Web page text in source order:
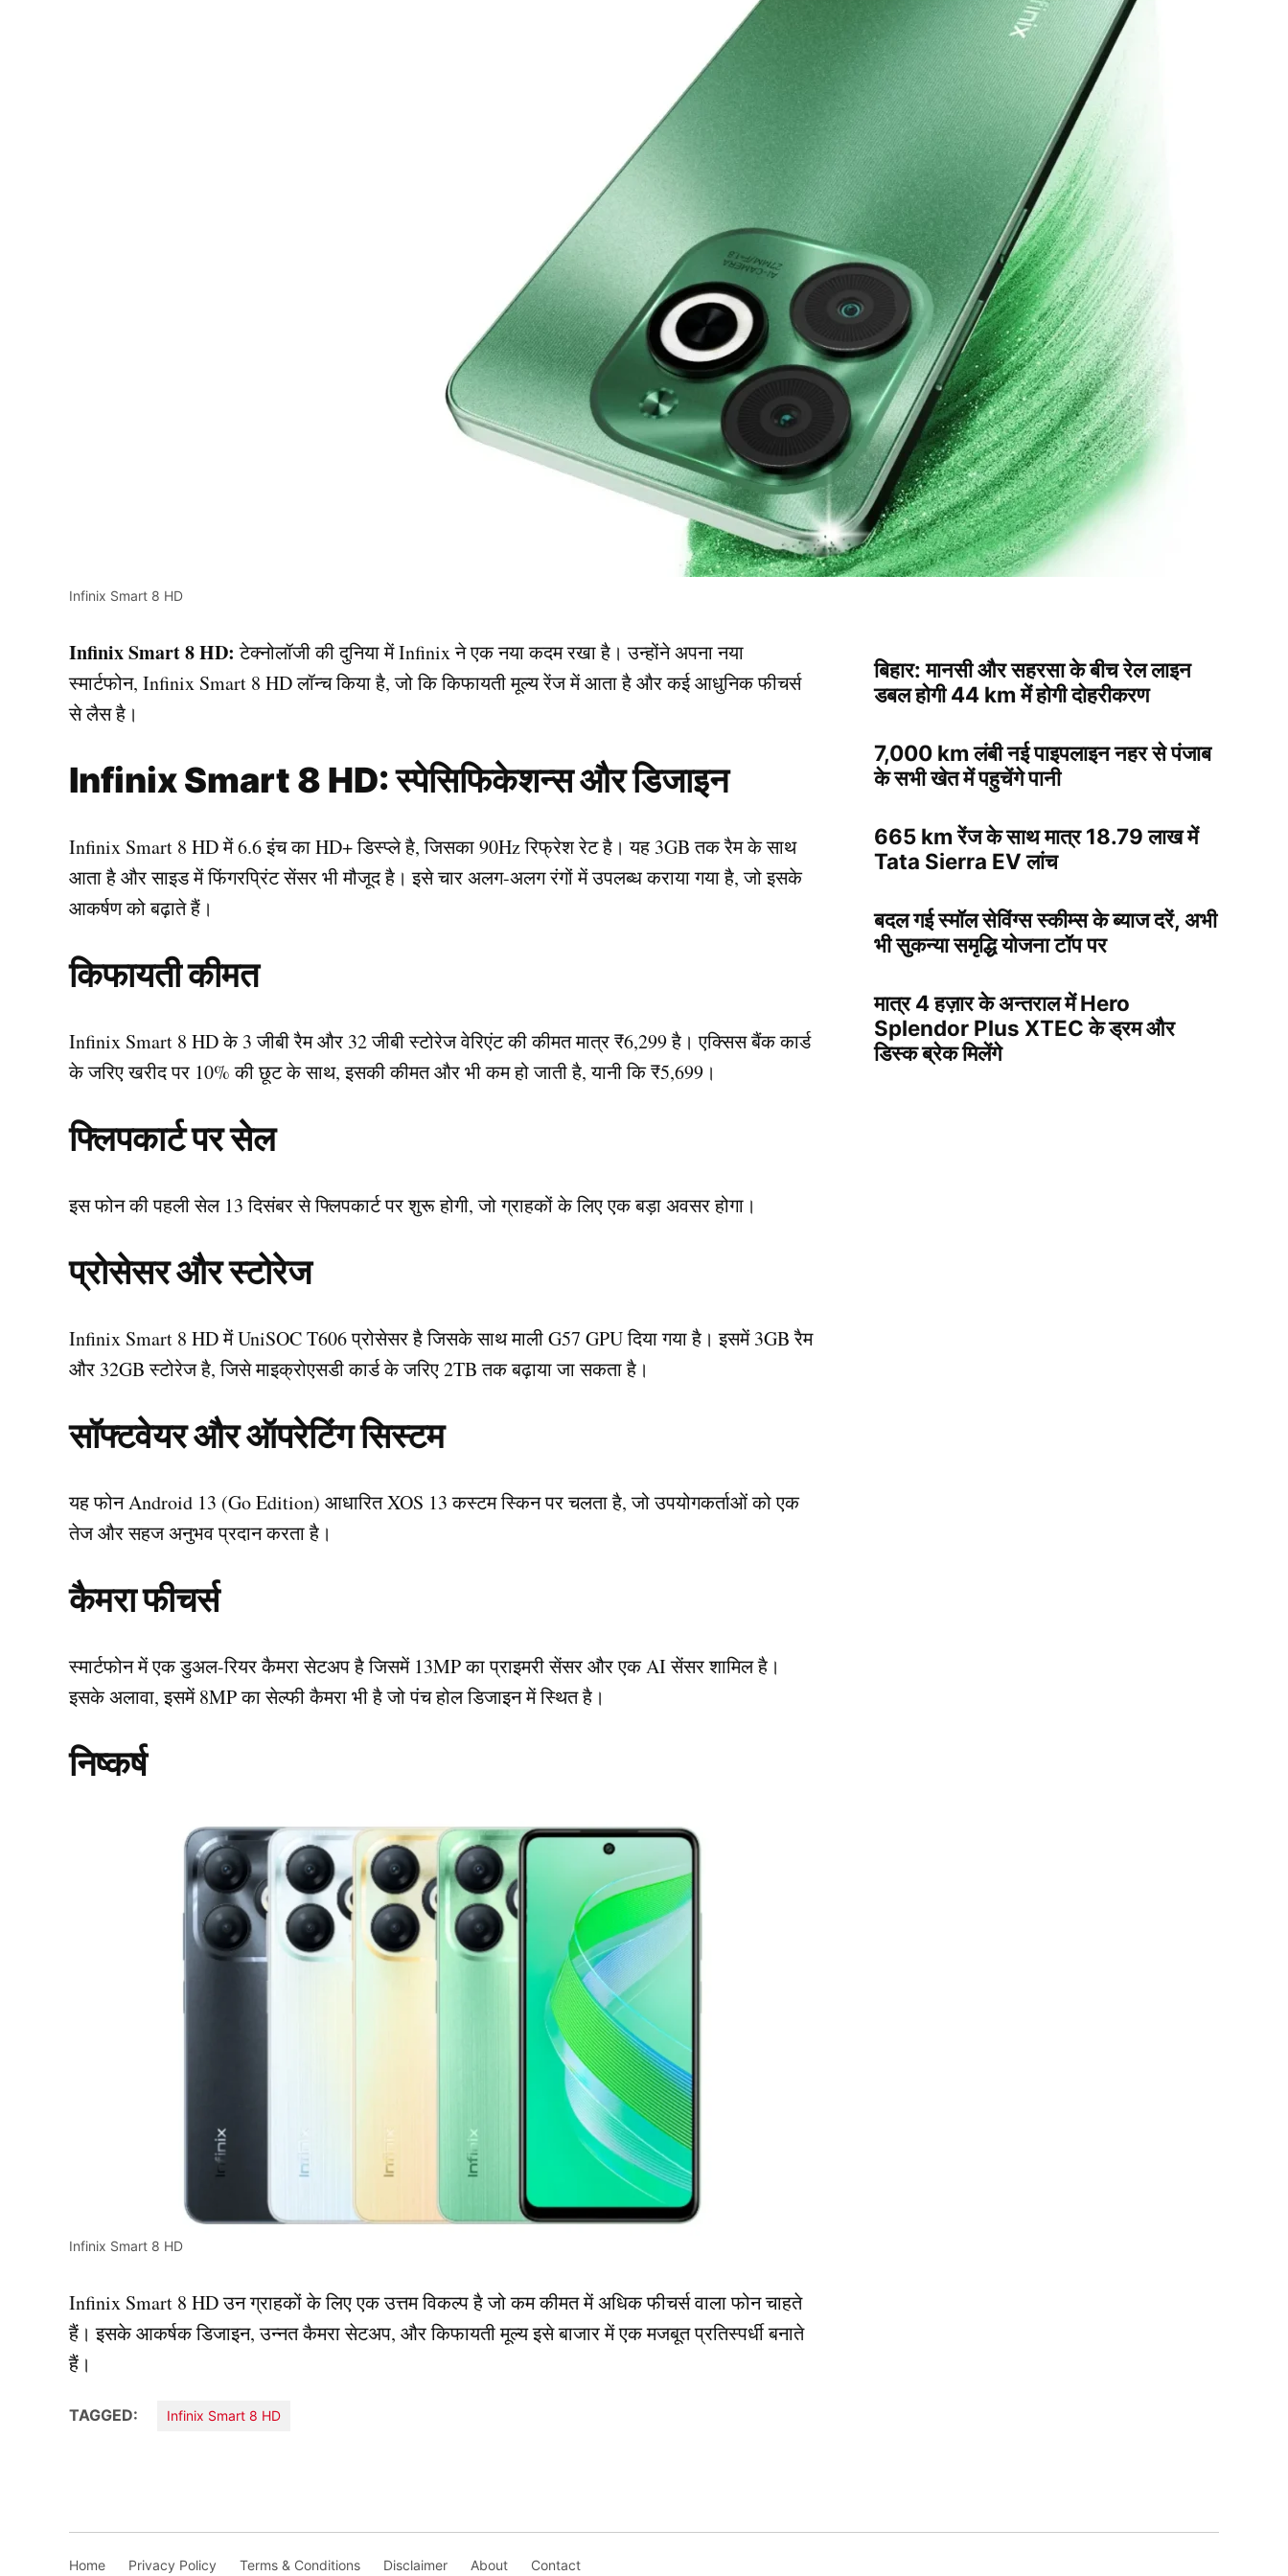
Infinix Smart 8 HD
Infinix Smart 8 HD:टेक्नोलॉजी की दुनिया में Infinix ने एक नया कदम रखा है। उन्होंने अपना नया
स्मार्टफोन, Infinix Smart 8 HD लॉन्च किया है, जो कि किफायती मूल्य रेंज में आता है और कई आधुनिक फीचर्स
से लैस है।
Infinix Smart 8 HD: स्पेसिफिकेशन्स और डिजाइन
Infinix Smart 8 HD में 6.6 इंच का HD+ डिस्प्ले है, जिसका 90Hz रिफ्रेश रेट है। यह 3GB तक रैम के साथ
आता है और साइड में फिंगरप्रिंट सेंसर भी मौजूद है। इसे चार अलग-अलग रंगों में उपलब्ध कराया गया है, जो इसके
आकर्षण को बढ़ाते हैं।
किफायती कीमत
Infinix Smart 8 HD के 3 जीबी रैम और 32 जीबी स्टोरेज वेरिएंट की कीमत मात्र ₹6,299 है। एक्सिस बैंक कार्ड
के जरिए खरीद पर 10% की छूट के साथ, इसकी कीमत और भी कम हो जाती है, यानी कि ₹5,699।
फ्लिपकार्ट पर सेल
इस फोन की पहली सेल 13 दिसंबर से फ्लिपकार्ट पर शुरू होगी, जो ग्राहकों के लिए एक बड़ा अवसर होगा।
प्रोसेसर और स्टोरेज
Infinix Smart 8 HD में UniSOC T606 प्रोसेसर है जिसके साथ माली G57 GPU दिया गया है। इसमें 3GB रैम
और 32GB स्टोरेज है, जिसे माइक्रोएसडी कार्ड के जरिए 2TB तक बढ़ाया जा सकता है।
सॉफ्टवेयर और ऑपरेटिंग सिस्टम
यह फोन Android 13 (Go Edition) आधारित XOS 13 कस्टम स्किन पर चलता है, जो उपयोगकर्ताओं को एक
तेज और सहज अनुभव प्रदान करता है।
कैमरा फीचर्स
स्मार्टफोन में एक डुअल-रियर कैमरा सेटअप है जिसमें 13MP का प्राइमरी सेंसर और एक AI सेंसर शामिल है।
इसके अलावा, इसमें 8MP का सेल्फी कैमरा भी है जो पंच होल डिजाइन में स्थित है।
निष्कर्ष
Infinix Smart 8 HD
Infinix Smart 8 HD उन ग्राहकों के लिए एक उत्तम विकल्प है जो कम कीमत में अधिक फीचर्स वाला फोन चाहते
हैं। इसके आकर्षक डिजाइन, उन्नत कैमरा सेटअप, और किफायती मूल्य इसे बाजार में एक मजबूत प्रतिस्पर्धी बनाते
हैं।
TAGGED: Infinix Smart 8 HD
बिहार: मानसी और सहरसा के बीच रेल लाइन
डबल होगी 44 km में होगी दोहरीकरण
7,000 km लंबी नई पाइपलाइन नहर से पंजाब
के सभी खेत में पहुचेंगे पानी
665 km रेंज के साथ मात्र 18.79 लाख में
Tata Sierra EV लांच
बदल गई स्मॉल सेविंग्स स्कीम्स के ब्याज दरें, अभी
भी सुकन्या समृद्धि योजना टॉप पर
मात्र 4 हज़ार के अन्तराल में Hero
Splendor Plus XTEC के ड्रम और
डिस्क ब्रेक मिलेंगे
Home Privacy Policy Terms & Conditions Disclaimer About Contact